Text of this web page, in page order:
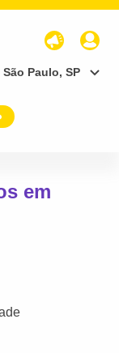
São Paulo, SP
em